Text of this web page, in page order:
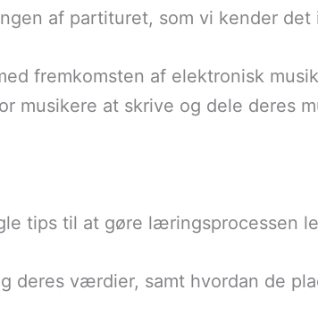
af partituret, som vi kender det
fremkomsten af elektronisk
musikere at skrive og dele deres
tips til at gøre læringsprocessen
deres værdier, samt hvordan de